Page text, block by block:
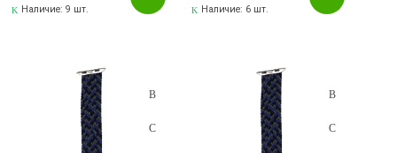
Наличие:9 шт. Наличие: 6 шт.